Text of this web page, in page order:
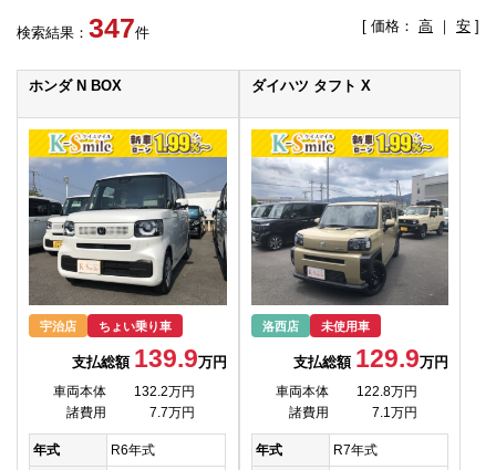
検索結果： 347件 [ 価格： 高 ｜ 安 ]
ホンダ N BOX
宇治店 ちょい乗り車
支払総額 139.9万円
車両本体
132.2万円
諸費用
7.7万円
年式 R6年式
ダイハツ タフト X
洛西店 未使用車
支払総額 129.9万円
車両本体
122.8万円
諸費用
7.1万円
年式 R7年式